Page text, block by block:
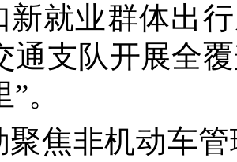
新就业群体出
通支队开展全
。
聚焦非机动车